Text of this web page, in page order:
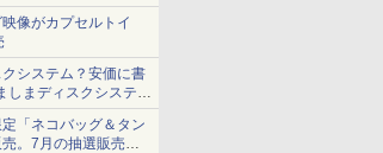
像がカプセルトイ
システム？安価に書
しまディスクシステ
「ネコバッグ＆タン
。7月の抽選販売の